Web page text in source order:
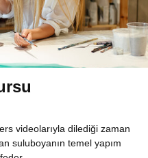
videolarıyla dilediği zaman
suluboyanın temel yapım